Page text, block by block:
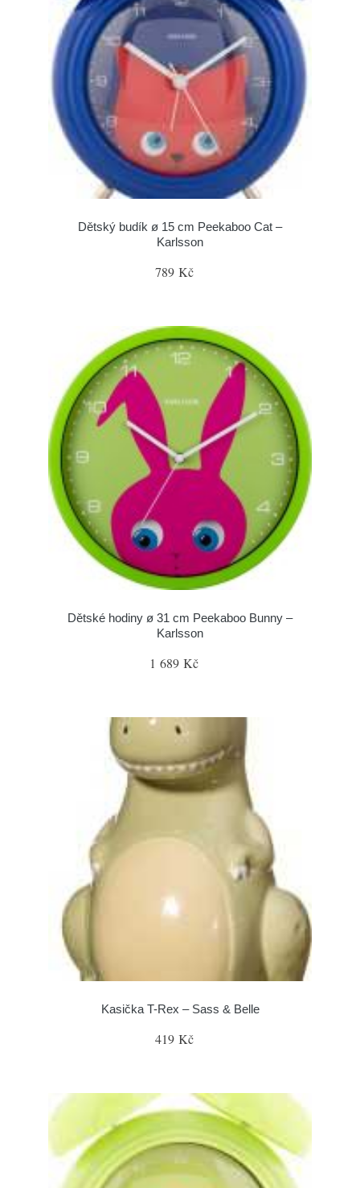
Dětský budík ø 15 cm Peekaboo Cat –
Karlsson
789 Kč
Dětské hodiny ø 31 cm Peekaboo Bunny –
Karlsson
1 689 Kč
Kasička T-Rex – Sass & Belle
419 Kč